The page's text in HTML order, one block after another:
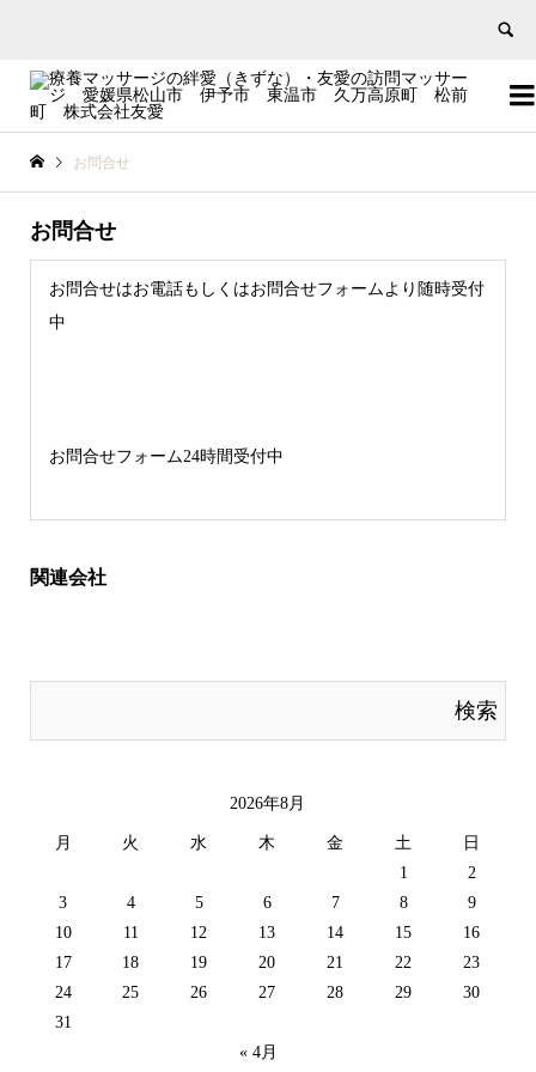

お問合せ
お問合せ
お問合せはお電話もしくはお問合せフォームより随時受付
中
お問合せフォーム24時間受付中
関連会社
2026年8月
月 火 水 木 金 土
日
1
2
3
4 5 6 7 8
9
10
11 12 13 14 15
16
17
18 19 20 21 22
23
24
25 26 27 28 29
30
31
« 4月